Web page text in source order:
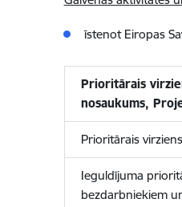
īstenot Eiropas
Prioritārais
nosaukums,
Prioritārais
Ieguldījuma
bezdarbniekiem